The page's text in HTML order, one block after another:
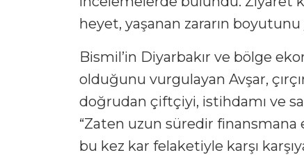
heyet, yaşanan zararın
Bismil’in Diyarbakır ve bölge
olduğunu vurgulayan Avşar,
doğrudan çiftçiyi, istihdamı ve
“Zaten uzun süredir finansmana
bu kez kar felaketiyle karşı